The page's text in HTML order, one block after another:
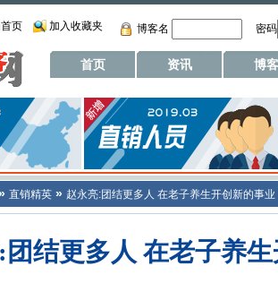
页 加入收藏夹 博客名 密码
首页 资讯 博客
直销精英 » 赵永亮:团结更多人 在老子养生开创新的事业
结更多人 在老子养